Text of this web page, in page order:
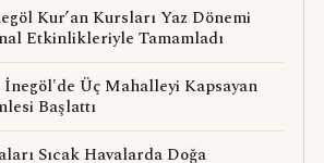
Kur’an Kursları Yaz Dönemi
Etkinlikleriyle Tamamladı
İnegöl'de Üç Mahalleyi Kapsayan
Başlattı
Sıcak Havalarda Doğa